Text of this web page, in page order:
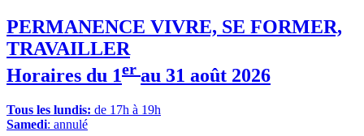
PERMANENCE VIVRE, SE FORMER,
TRAVAILLER
Horaires du 1er au 31 août 2026
Tous les lundis: de 17h à 19h
Samedi: annulé